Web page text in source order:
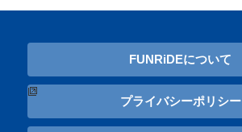
FUNRiDEについて
プライバシーポリシー